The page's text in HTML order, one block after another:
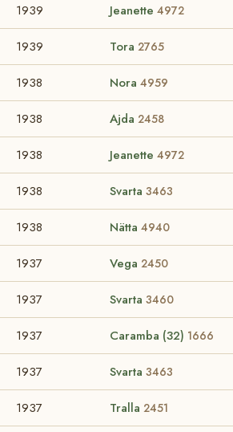
1939 Jeanette 4972
1939 Tora 2765
1938 Nora 4959
1938 Ajda 2458
1938 Jeanette 4972
1938 Svarta 3463
1938 Nätta 4940
1937 Vega 2450
1937 Svarta 3460
1937 Caramba (32) 1666
1937 Svarta 3463
1937 Tralla 2451